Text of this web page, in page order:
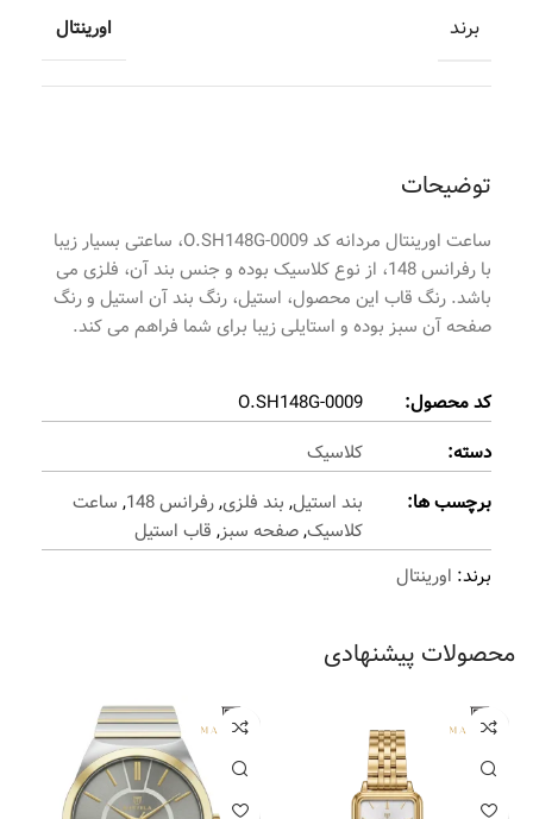
توضیحات
ساعت اورینتال مردانه کد O.SH148G-0009، ساعتی بسیار زیبا
با رفرانس 148، از نوع کلاسیک بوده و جنس بند آن، فلزی می
باشد. رنگ قاب این محصول، استیل، رنگ بند آن استیل و رنگ
صفحه آن سبز بوده و استایلی زیبا برای شما فراهم می کند.
کد محصول:
O.SH148G-0009
دسته:
کلاسیک
برچسب ها:
بند استیل, بند فلزی,رفرانس 148 , ساعت
کلاسیک,صفحه سبز, قاب استیل
برند: اورینتال
برند اورینتال
محصولات پیشنهادی